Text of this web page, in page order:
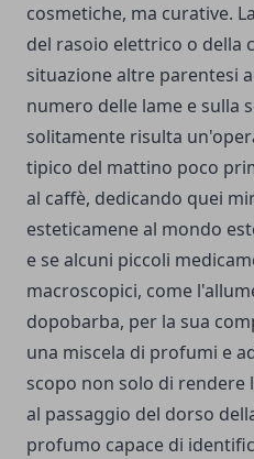
cosmetiche, ma curative.
del rasoio elettrico o della
situazione altre parentesi
numero delle lame e sulla
solitamente risulta
tipico del mattino poco
al caffè, dedicando quei
esteticamene al mondo
e se alcuni piccoli
macroscopici, come
dopobarba, per la sua
una miscela di profumi e
scopo non solo di rendere
al passaggio del dorso
profumo capace di